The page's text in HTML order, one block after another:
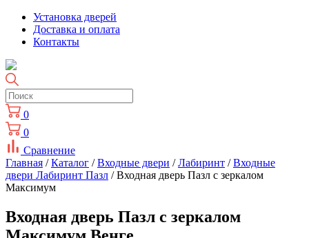
Установка дверей
Доставка и оплата
Контакты
0
0
Сравнение
Главная /Каталог /Входные двери /Лабиринт /Входные
двери Лабиринт Пазл / Входная дверь Пазл с зеркалом
Максимум
Входная дверь Пазл с зеркалом